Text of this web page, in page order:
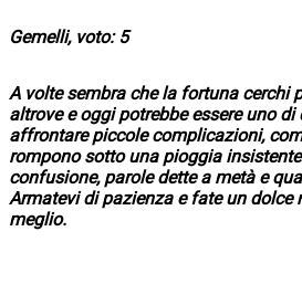
Gemelli, voto: 5
A volte sembra che la fortuna cerchi
altrove e oggi potrebbe essere uno di
affrontare piccole complicazioni,
rompono sotto una pioggia
confusione, parole dette a metà e
Armatevi di pazienza e fate un dolce
meglio.